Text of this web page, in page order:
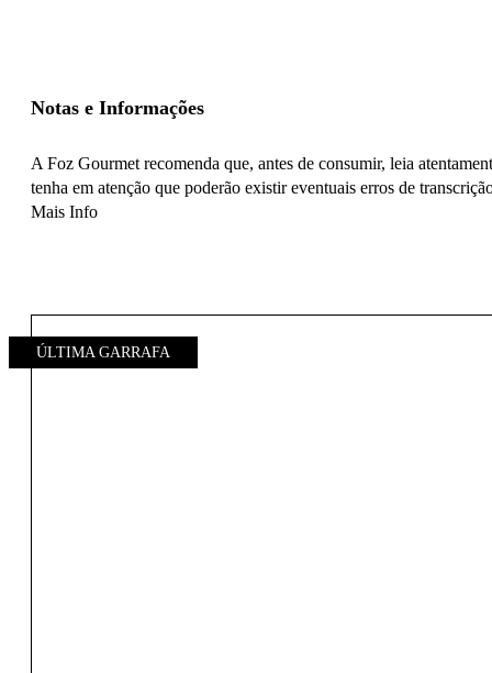
Notas e Informações
A Foz Gourmet recomenda que, antes de consumir, leia
tenha em atenção que poderão existir eventuais erros de
Mais Info
ÚLTIMA GARRAFA